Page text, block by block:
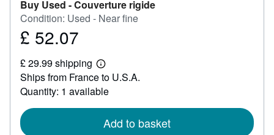
Buy Used -Couverture rigide
Condition: Used - Near fine
Price
52.07
£ 52.07
£ 29.99 shipping
Learn
more
about
shipping
Ships from France to U.S.A.
Quantity: 1 available
Add to basket